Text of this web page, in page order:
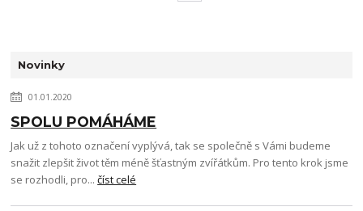
Novinky
01.01.2020
SPOLU POMÁHÁME
Jak už z tohoto označení vyplývá, tak se společně s Vámi budeme
snažit zlepšit život těm méně šťastným zvířátkům. Pro tento krok jsme
se rozhodli, pro...číst celé